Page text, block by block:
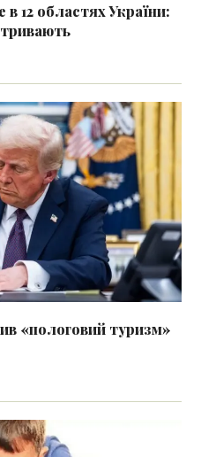
12 областях України:
«пологовий туризм»